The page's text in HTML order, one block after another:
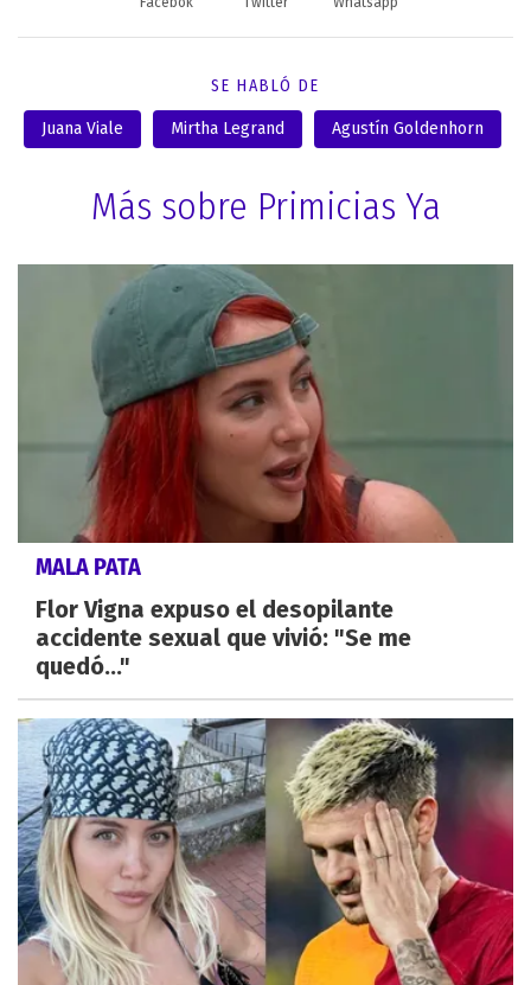
SE HABLÓ DE
Juana Viale Mirtha Legrand Agustín Goldenhorn
Más sobre Primicias Ya
MALA PATA
Flor Vigna expuso el desopilante
accidente sexual que vivió: "Se me
quedó..."